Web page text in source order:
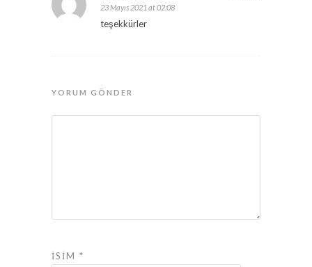
23 Mayıs 2021 at 02:08
teşekkürler
YORUM GÖNDER
İSIM *